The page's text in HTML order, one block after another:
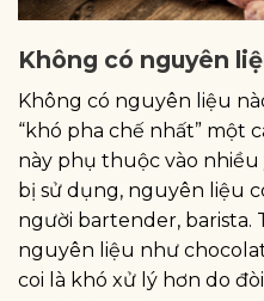
Không có nguyên
Không có nguyên liệu
“khó pha chế nhất” một
này phụ thuộc vào
bị sử dụng, nguyên liệu
người bartender, barista.
nguyên liệu như
coi là khó xử lý hơn do